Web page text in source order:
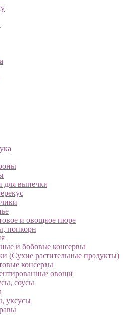
для выпечки
и овощное пюре
попкорн
и бобовые консервы
(Сухие растительные продукты)
консервы
овощи
соусы
уксусы